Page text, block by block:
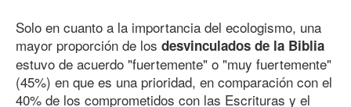
Solo en cuanto a la importancia del ecologismo, una
mayor proporción de los desvinculados de la Biblia
estuvo de acuerdo "fuertemente" o "muy fuertemente"
(45%) en que es una prioridad, en comparación con el
40% de los comprometidos con las Escrituras y el